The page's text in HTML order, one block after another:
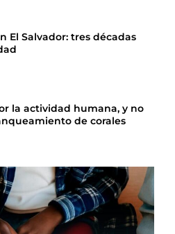
El Salvador: tres décadas
la actividad humana, y no
de corales